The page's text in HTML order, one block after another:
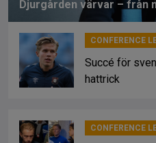
Djurgården värvar – från
CONFERENCE
Succé för
hattrick
CONFERENCE